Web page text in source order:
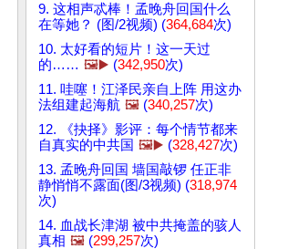
9. 这相声忒棒！孟晚舟回国什么
在等她？ (图/2视频) (364,684次)
10. 太好看的短片！这一天过
的…… 🖼️▶️ (342,950次)
11. 哇噻！江泽民亲自上阵 用这办
法组建起海航 🖼️ (340,257次)
12. 《抉择》影评：每个情节都来
自真实的中共国 🖼️▶️ (328,427次)
13. 孟晚舟回国 墙国敲锣 任正非
静悄悄不露面(图/3视频) (318,974
次)
14. 血战长津湖 被中共掩盖的骇人
真相 🖼️ (299,257次)